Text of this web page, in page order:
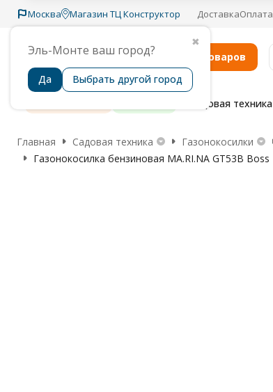
Москва
✖
Эль-Монте ваш город?
Да Выбрать другой город
Магазин ТЦ Конструктор ДоставкаОплата
Каталог товаров
Садовая техника
Главная Садовая техника Газонокосилки
Газонокосилка бензиновая MA.RI.NA GT53B Boss